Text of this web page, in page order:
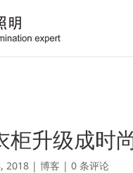
in /var/www/html/
柜升级成时
2018 |博客 |0 条评论